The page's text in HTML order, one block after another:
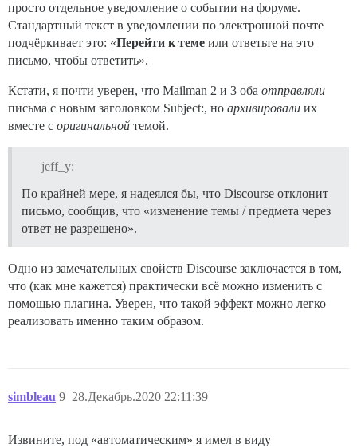
просто отдельное уведомление о событии на форуме.
Стандартный текст в уведомлении по электронной почте
подчёркивает это: «Перейти к теме или ответьте на это
письмо, чтобы ответить».
Кстати, я почти уверен, что Mailman 2 и 3 оба отправляли
письма с новым заголовком Subject:, но архивировали их
вместе с оригинальной темой.
jeff_y:
По крайней мере, я надеялся бы, что Discourse отклонит
письмо, сообщив, что «изменение темы / предмета через
ответ не разрешено».
Одно из замечательных свойств Discourse заключается в том,
что (как мне кажется) практически всё можно изменить с
помощью плагина. Уверен, что такой эффект можно легко
реализовать именно таким образом.
simbleau 28.Декабрь.2020 22:11:39
9
Извините, под «автоматическим» я имел в виду